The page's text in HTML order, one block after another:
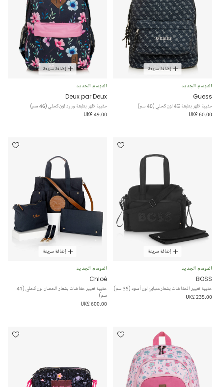
إضافة سريعة
الموسم الجديد
Guess
حقيبة ظهر بطبعة 4G لون كحلي (40 سم)
UK£ 60.00
إضافة سريعة
الموسم الجديد
Deux par Deux
حقيبة ظهر بطبعة ورود لون كحلي (46 سم)
UK£ 49.00
إضافة سريعة
الموسم الجديد
BOSS
حقيبة تغيير الحفاضات بشعار متباين لون أسود (35 سم)
UK£ 235.00
إضافة سريعة
الموسم الجديد
Chloé
حقيبة تغيير حفاضات بشعار الحصان لون كحلي (41
سم)
UK£ 600.00